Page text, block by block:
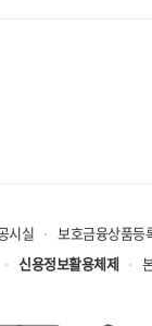
시실 보호금융상품등
신용정보활용체제